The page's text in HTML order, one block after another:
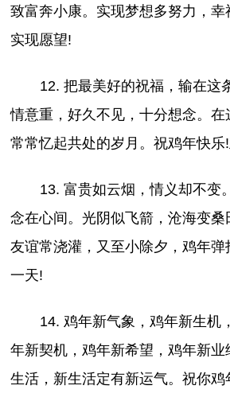
致富奔小康。实现梦想多努力，
实现愿望!
12. 把最美好的祝福，输在这
情意重，好久不见，十分想念。在
常常忆起共处的岁月。祝鸡年快乐
13. 富贵如云烟，情义却不变
念在心间。光阴似飞箭，沧海变桑
友谊常浇灌，又至小除夕，鸡年
一天!
14. 鸡年新气象，鸡年新生机
年新契机，鸡年新希望，鸡年新
生活，新生活定有新运气。祝你鸡